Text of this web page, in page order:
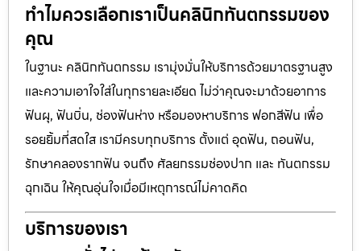
ทำไมควรเลือกเราเป็นคลินิกทันตกรรมของ
คุณ
ในฐานะ คลินิกทันตกรรม เรามุ่งมั่นให้บริการด้วยมาตรฐานสูง
และความเอาใจใส่ในทุกรายละเอียด ไม่ว่าคุณจะมาด้วยอาการ
ฟันผุ, ฟันบิ่น, ช่องฟันห่าง หรือมองหาบริการ ฟอกสีฟัน เพื่อ
รอยยิ้มที่สดใส เรามีครบทุกบริการ ตั้งแต่ อุดฟัน, ถอนฟัน,
รักษาคลองรากฟัน จนถึง ศัลยกรรมช่องปาก และ ทันตกรรม
ฉุกเฉิน ให้คุณอุ่นใจเมื่อมีเหตุการณ์ไม่คาดคิด
บริการของเรา